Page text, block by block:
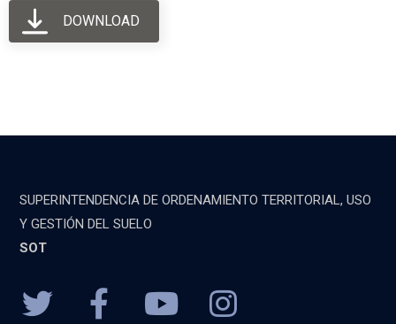
DOWNLOAD
SUPERINTENDENCIA DE ORDENAMIENTO TERRITORIAL, USO
Y GESTIÓN DEL SUELO
SOT